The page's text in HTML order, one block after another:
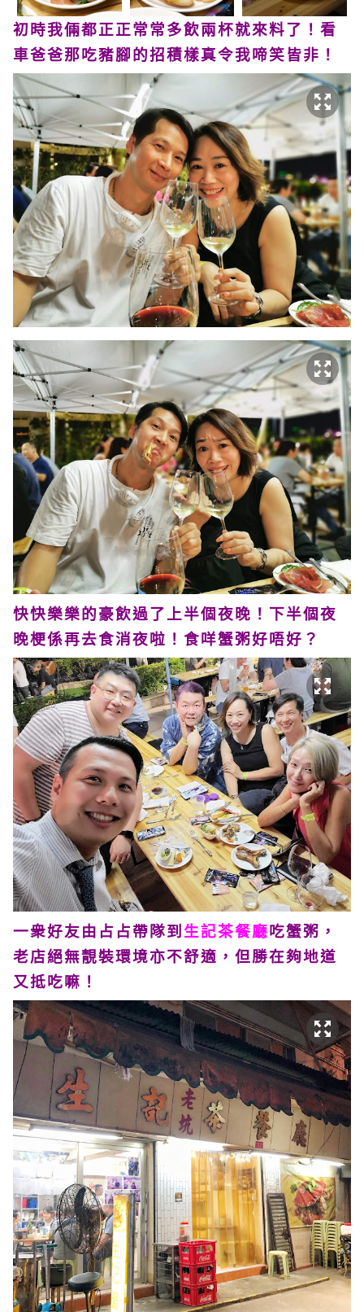
初時我倆都正正常常多飲兩杯就來料了！看
車爸爸那吃豬腳的招積樣真令我啼笑皆非！
快快樂樂的豪飲過了上半個夜晚！下半個夜
晚梗係再去食消夜啦！食咩蟹粥好唔好？
一衆好友由占占帶隊到 生記茶餐廳吃蟹粥，
老店絕無靚裝環境亦不舒適，但勝在夠地道
又抵吃嘛！